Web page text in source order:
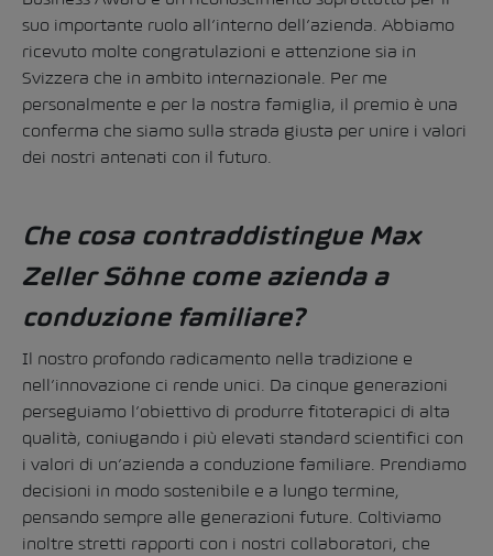
suo importante ruolo all’interno dell’azienda. Abbiamo
ricevuto molte congratulazioni e attenzione sia in
Svizzera che in ambito internazionale. Per me
personalmente e per la nostra famiglia, il premio è una
conferma che siamo sulla strada giusta per unire i valori
dei nostri antenati con il futuro.
Che cosa contraddistingue Max
Zeller Söhne come azienda a
conduzione familiare?
Il nostro profondo radicamento nella tradizione e
nell’innovazione ci rende unici. Da cinque generazioni
perseguiamo l’obiettivo di produrre fitoterapici di alta
qualità, coniugando i più elevati standard scientifici con
i valori di un’azienda a conduzione familiare. Prendiamo
decisioni in modo sostenibile e a lungo termine,
pensando sempre alle generazioni future. Coltiviamo
inoltre stretti rapporti con i nostri collaboratori, che